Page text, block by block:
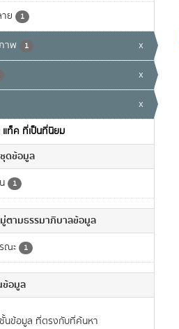
ย 1
าพ 1 x
x
x
แท็ค ที่เป็นที่นิยม
ดข้อมูล
1
ตามธรรมาภิบาลข้อมูล
ณะ 1
ข้อมูล
นข้อมูล ที่ตรงกับที่ค้นหา